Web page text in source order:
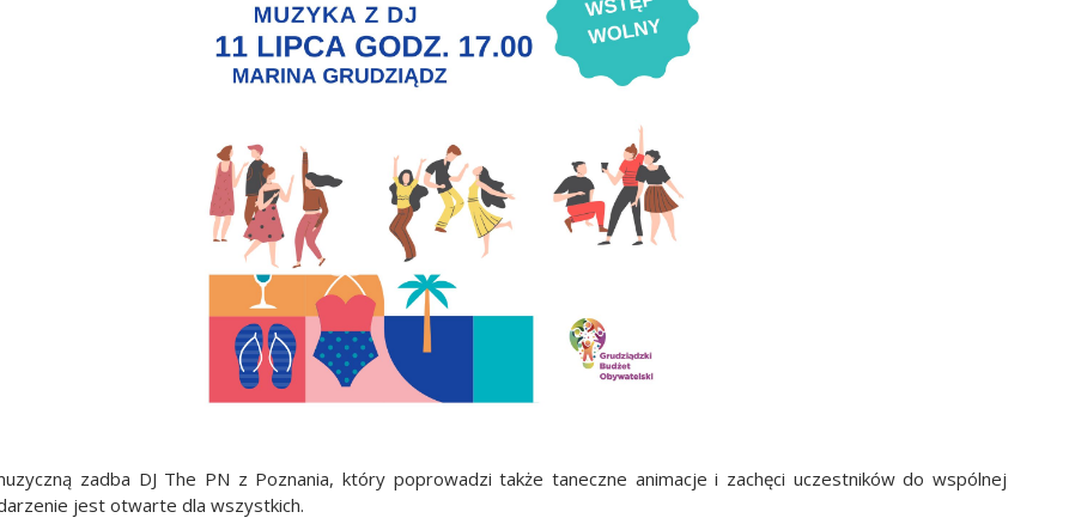
zadba DJ The PN z Poznania, który poprowadzi także taneczne animacje i zachęci uczestników do wspólnej
jest otwarte dla wszystkich.